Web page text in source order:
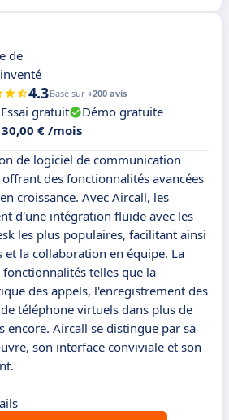
de
4.3Basé sur +200 avis
Essai gratuit
Démo gratuite
30,00 € /mois
de logiciel de communication
des fonctionnalités avancées
croissance. Avec Aircall, les
d'une intégration fluide avec les
les plus populaires, facilitant ainsi
et la collaboration en équipe. La
telles que la
des appels, l'enregistrement des
téléphone virtuels dans plus de
encore. Aircall se distingue par sa
son interface conviviale et son